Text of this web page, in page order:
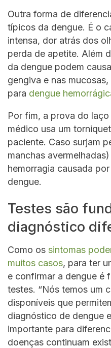
Outra forma de
típicos da dengue. É o
intensa, dor atrás dos
perda de apetite. Além
da dengue podem
gengiva e nas
para dengue
Por fim, a prova do
médico usa um
paciente. Caso surjam
manchas
hemorragia causada
dengue.
Testes são
diagnóstico
Como os sintomas
muitos casos, para ter
e confirmar a dengue é
testes. “Nós temos um
disponíveis que
diagnóstico de dengue
importante para
doenças continuam